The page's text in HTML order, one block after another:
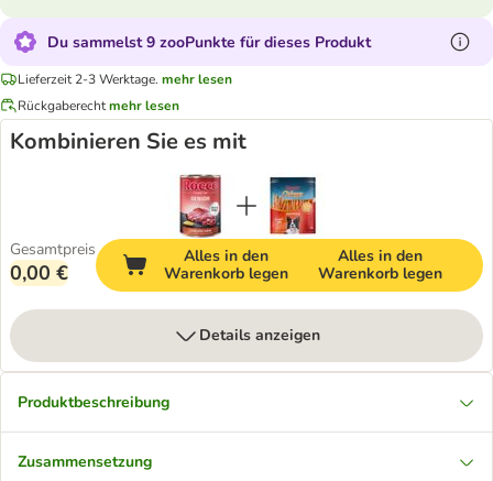
Du sammelst 9 zooPunkte für dieses Produkt
Lieferzeit 2-3 Werktage. mehr lesen
Rückgaberechtmehr lesen
Kombinieren Sie es mit
Gesamtpreis
0,00 €
Alles in den
Warenkorb legen
Alles in den
Warenkorb legen
Details anzeigen
Produktbeschreibung
Zusammensetzung